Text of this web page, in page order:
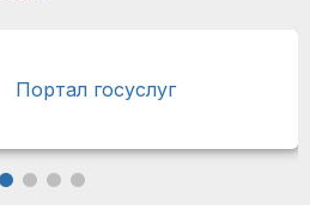
Портал госуслуг